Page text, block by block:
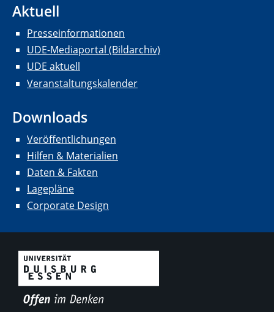
Aktuell
Presseinformationen
UDE-Mediaportal (Bildarchiv)
UDE aktuell
Veranstaltungskalender
Downloads
Veröffentlichungen
Hilfen & Materialien
Daten & Fakten
Lagepläne
Corporate Design